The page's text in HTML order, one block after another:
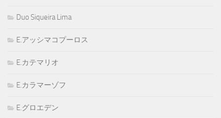
Duo Siqueira Lima
E.アッシマコプーロス
E.カテマリオ
E.カラマーゾフ
E.グロエデン